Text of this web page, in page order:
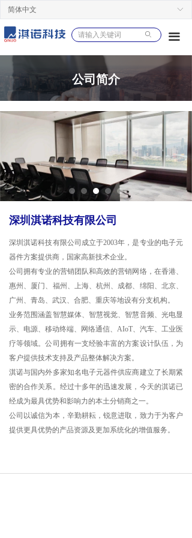
끀
ꄙ
ꀅ
简体中文
深圳淇诺科技有限公司
深圳淇诺科技有限公司成立于2003年，是专业的电子元
器件方案提供商，国家高新技术企业。
公司拥有专业的营销团队和高效的营销网络，在香港、
惠州、厦门、福州、上海、杭州、成都、绵阳、北京、
广州、青岛、武汉、合肥、重庆等地设有分支机构。
业务范围涵盖智慧媒体、智慧视觉、智慧音频、光电显
示、电源、移动终端、网络通信、AIoT、汽车、工业医
疗等领域。公司拥有一支经验丰富的方案设计队伍，为
客户提供技术支持及产品整体解决方案。
淇诺与国内外多家知名电子元器件供应商建立了长期紧
密的合作关系。经过十多年的迅速发展，今天的淇诺已
经成为最具优势和影响力的本土分销商之一。
公司以诚信为本，辛勤耕耘，锐意进取，致力于为客户
提供更具优势的产品资源及更加系统化的增值服务。
公司简介